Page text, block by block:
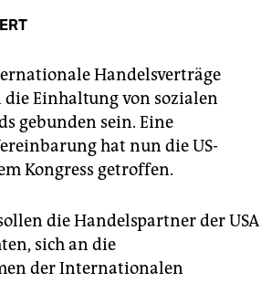
Handelsverträge
Einhaltung von sozialen
gebunden sein. Eine
hat nun die US-
Kongress getroffen.
die Handelspartner der USA
sich an die
der Internationalen